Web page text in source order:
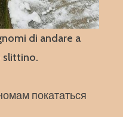
di andare a
slittino.
покататься